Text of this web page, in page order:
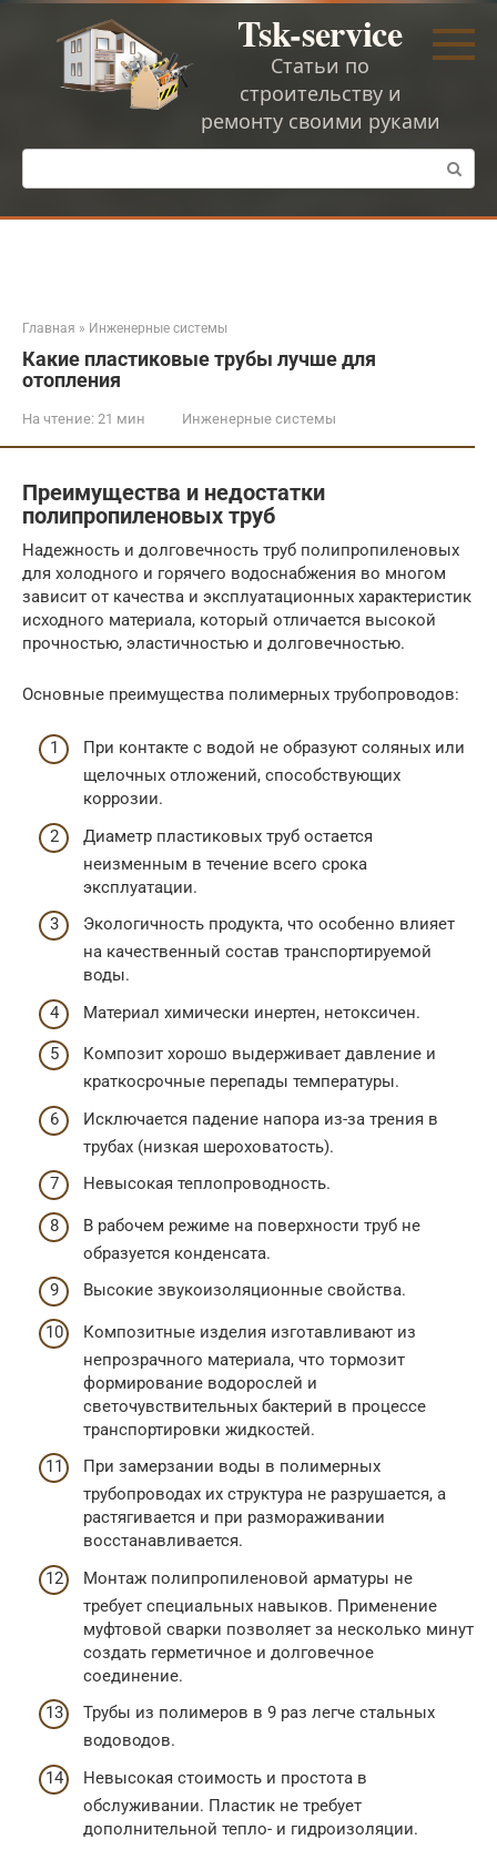
Перейти
Tsk-service
Статьи по
строительству и
ремонту своими руками
Поиск:
Главная » Инженерные системы
Какие пластиковые трубы лучше для
отопления
На чтение: 21 мин Инженерные системы
Преимущества и недостатки
полипропиленовых труб
Надежность и долговечность труб полипропиленовых
для холодного и горячего водоснабжения во многом
зависит от качества и эксплуатационных характеристик
исходного материала, который отличается высокой
прочностью, эластичностью и долговечностью.
Основные преимущества полимерных трубопроводов:
При контакте с водой не образуют соляных или
щелочных отложений, способствующих
коррозии.
Диаметр пластиковых труб остается
неизменным в течение всего срока
эксплуатации.
Экологичность продукта, что особенно влияет
на качественный состав транспортируемой
воды.
Материал химически инертен, нетоксичен.
Композит хорошо выдерживает давление и
краткосрочные перепады температуры.
Исключается падение напора из-за трения в
трубах (низкая шероховатость).
Невысокая теплопроводность.
В рабочем режиме на поверхности труб не
образуется конденсата.
Высокие звукоизоляционные свойства.
Композитные изделия изготавливают из
непрозрачного материала, что тормозит
формирование водорослей и
светочувствительных бактерий в процессе
транспортировки жидкостей.
При замерзании воды в полимерных
трубопроводах их структура не разрушается, а
растягивается и при размораживании
восстанавливается.
Монтаж полипропиленовой арматуры не
требует специальных навыков. Применение
муфтовой сварки позволяет за несколько минут
создать герметичное и долговечное
соединение.
Трубы из полимеров в 9 раз легче стальных
водоводов.
Невысокая стоимость и простота в
обслуживании. Пластик не требует
дополнительной тепло- и гидроизоляции.